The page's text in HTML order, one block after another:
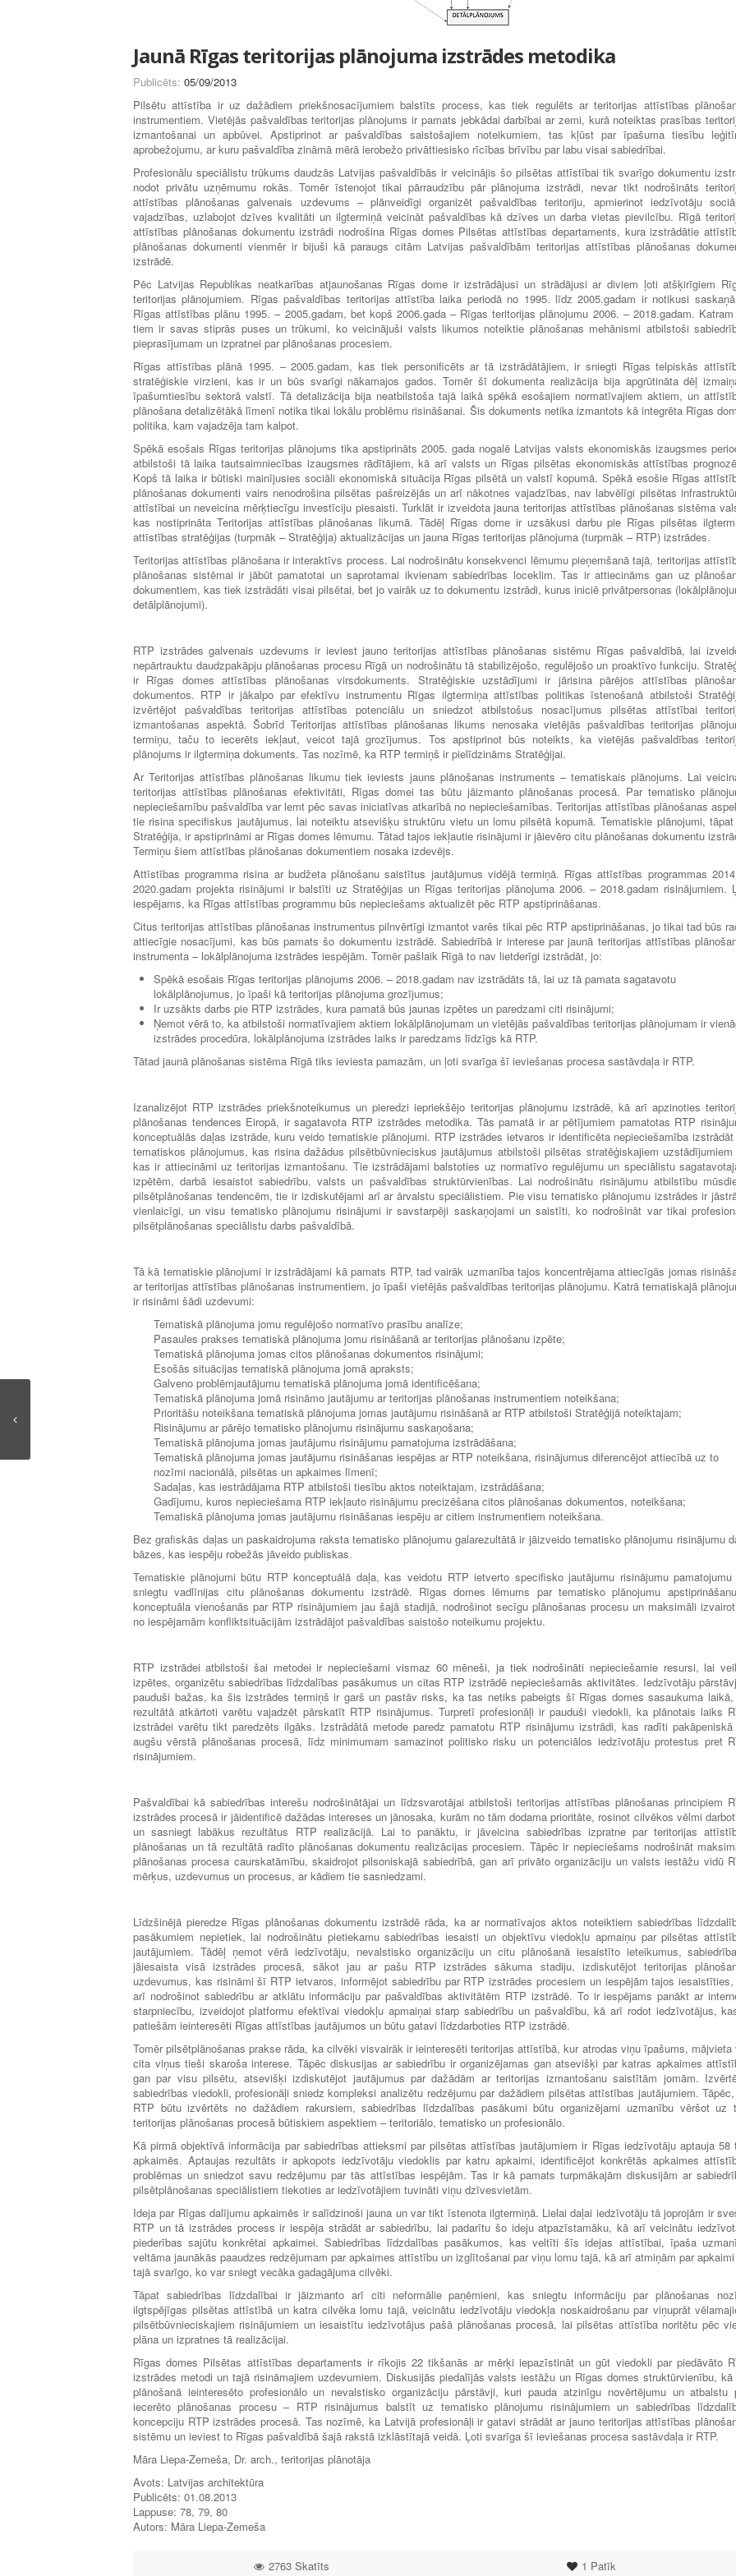
Jaunā Rīgas teritorijas plānojuma izstrādes metodika
Publicēts: 05/09/2013
Pilsētu attīstība ir uz dažādiem priekšnosacījumiem balstīts process, kas tiek regulēts ar teritorijas attīstības
instrumentiem. Vietējās pašvaldības teritorijas plānojums ir pamats jebkādai darbībai ar zemi, kurā noteiktas prasības
izmantošanai un apbūvei. Apstiprinot ar pašvaldības saistošajiem noteikumiem, tas kļūst par īpašuma tiesību
aprobežojumu, ar kuru pašvaldība zināmā mērā ierobežo privāttiesisko rīcības brīvību par labu visai sabiedrībai.
Profesionālu speciālistu trūkums daudzās Latvijas pašvaldībās ir veicinājis šo pilsētas attīstībai tik svarīgo dokumentu
nodot privātu uzņēmumu rokās. Tomēr īstenojot tikai pārraudzību pār plānojuma izstrādi, nevar tikt nodrošināts
attīstības plānošanas galvenais uzdevums – plānveidīgi organizēt pašvaldības teritoriju, apmierinot iedzīvotāju
vajadzības, uzlabojot dzīves kvalitāti un ilgtermiņā veicināt pašvaldības kā dzīves un darba vietas pievilcību. Rīgā
attīstības plānošanas dokumentu izstrādi nodrošina Rīgas domes Pilsētas attīstības departaments, kura izstrādātie
plānošanas dokumenti vienmēr ir bijuši kā paraugs citām Latvijas pašvaldībām teritorijas attīstības plānošanas
izstrādē.
Pēc Latvijas Republikas neatkarības atjaunošanas Rīgas dome ir izstrādājusi un strādājusi ar diviem ļoti atšķirīgiem
teritorijas plānojumiem. Rīgas pašvaldības teritorijas attīstība laika periodā no 1995. līdz 2005.gadam ir notikusi
Rīgas attīstības plānu 1995. – 2005.gadam, bet kopš 2006.gada – Rīgas teritorijas plānojumu 2006. – 2018.gadam.
tiem ir savas stiprās puses un trūkumi, ko veicinājuši valsts likumos noteiktie plānošanas mehānismi atbilstoši
pieprasījumam un izpratnei par plānošanas procesiem.
Rīgas attīstības plānā 1995. – 2005.gadam, kas tiek personificēts ar tā izstrādātājiem, ir sniegti Rīgas telpiskās
stratēģiskie virzieni, kas ir un būs svarīgi nākamajos gados. Tomēr šī dokumenta realizācija bija apgrūtināta dēļ
īpašumtiesību sektorā valstī. Tā detalizācija bija neatbilstoša tajā laikā spēkā esošajiem normatīvajiem aktiem, un
plānošana detalizētākā līmenī notika tikai lokālu problēmu risināšanai. Šis dokuments netika izmantots kā integrēta Rīgas
politika, kam vajadzēja tam kalpot.
Spēkā esošais Rīgas teritorijas plānojums tika apstiprināts 2005. gada nogalē Latvijas valsts ekonomiskās izaugsmes
atbilstoši tā laika tautsaimniecības izaugsmes rādītājiem, kā arī valsts un Rīgas pilsētas ekonomiskās attīstības
Kopš tā laika ir būtiski mainījusies sociāli ekonomiskā situācija Rīgas pilsētā un valstī kopumā. Spēkā esošie Rīgas
plānošanas dokumenti vairs nenodrošina pilsētas pašreizējās un arī nākotnes vajadzības, nav labvēlīgi pilsētas
attīstībai un neveicina mērķtiecīgu investīciju piesaisti. Turklāt ir izveidota jauna teritorijas attīstības plānošanas sistēma
kas nostiprināta Teritorijas attīstības plānošanas likumā. Tādēļ Rīgas dome ir uzsākusi darbu pie Rīgas pilsētas
attīstības stratēģijas (turpmāk – Stratēģija) aktualizācijas un jauna Rīgas teritorijas plānojuma (turpmāk – RTP) izstrādes.
Teritorijas attīstības plānošana ir interaktīvs process. Lai nodrošinātu konsekvenci lēmumu pieņemšanā tajā, teritorijas
plānošanas sistēmai ir jābūt pamatotai un saprotamai ikvienam sabiedrības loceklim. Tas ir attiecināms gan uz
dokumentiem, kas tiek izstrādāti visai pilsētai, bet jo vairāk uz to dokumentu izstrādi, kurus iniciē privātpersonas
detālplānojumi).
RTP izstrādes galvenais uzdevums ir ieviest jauno teritorijas attīstības plānošanas sistēmu Rīgas pašvaldībā, lai
nepārtrauktu daudzpakāpju plānošanas procesu Rīgā un nodrošinātu tā stabilizējošo, regulējošo un proaktīvo funkciju.
ir Rīgas domes attīstības plānošanas virsdokuments. Stratēģiskie uzstādījumi ir jārisina pārējos attīstības
dokumentos. RTP ir jākalpo par efektīvu instrumentu Rīgas ilgtermiņa attīstības politikas īstenošanā atbilstoši
izvērtējot pašvaldības teritorijas attīstības potenciālu un sniedzot atbilstošus nosacījumus pilsētas attīstībai
izmantošanas aspektā. Šobrīd Teritorijas attīstības plānošanas likums nenosaka vietējās pašvaldības teritorijas
termiņu, taču to iecerēts iekļaut, veicot tajā grozījumus. Tos apstiprinot būs noteikts, ka vietējās pašvaldības
plānojums ir ilgtermiņa dokuments. Tas nozīmē, ka RTP termiņš ir pielīdzināms Stratēģijai.
Ar Teritorijas attīstības plānošanas likumu tiek ieviests jauns plānošanas instruments – tematiskais plānojums. Lai
teritorijas attīstības plānošanas efektivitāti, Rīgas domei tas būtu jāizmanto plānošanas procesā. Par tematisko
nepieciešamību pašvaldība var lemt pēc savas iniciatīvas atkarībā no nepieciešamības. Teritorijas attīstības plānošanas
tie risina specifiskus jautājumus, lai noteiktu atsevišķu struktūru vietu un lomu pilsētā kopumā. Tematiskie plānojumi,
Stratēģija, ir apstiprināmi ar Rīgas domes lēmumu. Tātad tajos iekļautie risinājumi ir jāievēro citu plānošanas dokumentu
Termiņu šiem attīstības plānošanas dokumentiem nosaka izdevējs.
Attīstības programma risina ar budžeta plānošanu saistītus jautājumus vidējā termiņā. Rīgas attīstības programmas
2020.gadam projekta risinājumi ir balstīti uz Stratēģijas un Rīgas teritorijas plānojuma 2006. – 2018.gadam risinājumiem.
iespējams, ka Rīgas attīstības programmu būs nepieciešams aktualizēt pēc RTP apstiprināšanas.
Citus teritorijas attīstības plānošanas instrumentus pilnvērtīgi izmantot varēs tikai pēc RTP apstiprināšanas, jo tikai tad būs
attiecīgie nosacījumi, kas būs pamats šo dokumentu izstrādē. Sabiedrībā ir interese par jaunā teritorijas attīstības
instrumenta – lokālplānojuma izstrādes iespējām. Tomēr pašlaik Rīgā to nav lietderīgi izstrādāt, jo:
Spēkā esošais Rīgas teritorijas plānojums 2006. – 2018.gadam nav izstrādāts tā, lai uz tā pamata sagatavotu
lokālplānojumus, jo īpaši kā teritorijas plānojuma grozījumus;
Ir uzsākts darbs pie RTP izstrādes, kura pamatā būs jaunas izpētes un paredzami citi risinājumi;
Ņemot vērā to, ka atbilstoši normatīvajiem aktiem lokālplānojumam un vietējās pašvaldības teritorijas plānojumam ir
izstrādes procedūra, lokālplānojuma izstrādes laiks ir paredzams līdzīgs kā RTP.
Tātad jaunā plānošanas sistēma Rīgā tiks ieviesta pamazām, un ļoti svarīga šī ieviešanas procesa sastāvdaļa ir RTP.
Izanalizējot RTP izstrādes priekšnoteikumus un pieredzi iepriekšējo teritorijas plānojumu izstrādē, kā arī apzinoties
plānošanas tendences Eiropā, ir sagatavota RTP izstrādes metodika. Tās pamatā ir ar pētījumiem pamatotas RTP
konceptuālās daļas izstrāde, kuru veido tematiskie plānojumi. RTP izstrādes ietvaros ir identificēta nepieciešamība izstrādāt
tematiskos plānojumus, kas risina dažādus pilsētbūvnieciskus jautājumus atbilstoši pilsētas stratēģiskajiem
kas ir attiecināmi uz teritorijas izmantošanu. Tie izstrādājami balstoties uz normatīvo regulējumu un speciālistu
izpētēm, darbā iesaistot sabiedrību, valsts un pašvaldības struktūrvienības. Lai nodrošinātu risinājumu atbilstību
pilsētplānošanas tendencēm, tie ir izdiskutējami arī ar ārvalstu speciālistiem. Pie visu tematisko plānojumu izstrādes ir
vienlaicīgi, un visu tematisko plānojumu risinājumi ir savstarpēji saskaņojami un saistīti, ko nodrošināt var tikai
pilsētplānošanas speciālistu darbs pašvaldībā.
Tā kā tematiskie plānojumi ir izstrādājami kā pamats RTP, tad vairāk uzmanība tajos koncentrējama attiecīgās jomas
ar teritorijas attīstības plānošanas instrumentiem, jo īpaši vietējās pašvaldības teritorijas plānojumu. Katrā tematiskajā
ir risināmi šādi uzdevumi:
Tematiskā plānojuma jomu regulējošo normatīvo prasību analīze;
Pasaules prakses tematiskā plānojuma jomu risināšanā ar teritorijas plānošanu izpēte;
Tematiskā plānojuma jomas citos plānošanas dokumentos risinājumi;
Esošās situācijas tematiskā plānojuma jomā apraksts;
Galveno problēmjautājumu tematiskā plānojuma jomā identificēšana;
Tematiskā plānojuma jomā risināmo jautājumu ar teritorijas plānošanas instrumentiem noteikšana;
Prioritāšu noteikšana tematiskā plānojuma jomas jautājumu risināšanā ar RTP atbilstoši Stratēģijā noteiktajam;
Risinājumu ar pārējo tematisko plānojumu risinājumu saskaņošana;
Tematiskā plānojuma jomas jautājumu risinājumu pamatojuma izstrādāšana;
Tematiskā plānojuma jomas jautājumu risināšanas iespējas ar RTP noteikšana, risinājumus diferencējot attiecībā uz to
nozīmi nacionālā, pilsētas un apkaimes līmenī;
Sadaļas, kas iestrādājama RTP atbilstoši tiesību aktos noteiktajam, izstrādāšana;
Gadījumu, kuros nepieciešama RTP iekļauto risinājumu precizēšana citos plānošanas dokumentos, noteikšana;
Tematiskā plānojuma jomas jautājumu risināšanas iespēju ar citiem instrumentiem noteikšana.
Bez grafiskās daļas un paskaidrojuma raksta tematisko plānojumu galarezultātā ir jāizveido tematisko plānojumu risinājumu
bāzes, kas iespēju robežās jāveido publiskas.
Tematiskie plānojumi būtu RTP konceptuālā daļa, kas veidotu RTP ietverto specifisko jautājumu risinājumu
sniegtu vadlīnijas citu plānošanas dokumentu izstrādē. Rīgas domes lēmums par tematisko plānojumu
konceptuāla vienošanās par RTP risinājumiem jau šajā stadijā, nodrošinot secīgu plānošanas procesu un maksimāli
no iespējamām konfliktsituācijām izstrādājot pašvaldības saistošo noteikumu projektu.
RTP izstrādei atbilstoši šai metodei ir nepieciešami vismaz 60 mēneši, ja tiek nodrošināti nepieciešamie resursi, lai
izpētes, organizētu sabiedrības līdzdalības pasākumus un citas RTP izstrādē nepieciešamās aktivitātes. Iedzīvotāju
pauduši bažas, ka šis izstrādes termiņš ir garš un pastāv risks, ka tas netiks pabeigts šī Rīgas domes sasaukuma
rezultātā atkārtoti varētu vajadzēt pārskatīt RTP risinājumus. Turpretī profesionāļi ir pauduši viedokli, ka plānotais laiks
izstrādei varētu tikt paredzēts ilgāks. Izstrādātā metode paredz pamatotu RTP risinājumu izstrādi, kas radīti pakāpeniskā
augšu vērstā plānošanas procesā, līdz minimumam samazinot politisko risku un potenciālos iedzīvotāju protestus pret
risinājumiem.
Pašvaldībai kā sabiedrības interešu nodrošinātājai un līdzsvarotājai atbilstoši teritorijas attīstības plānošanas principiem
izstrādes procesā ir jāidentificē dažādas intereses un jānosaka, kurām no tām dodama prioritāte, rosinot cilvēkos vēlmi
un sasniegt labākus rezultātus RTP realizācijā. Lai to panāktu, ir jāveicina sabiedrības izpratne par teritorijas
plānošanas un tā rezultātā radīto plānošanas dokumentu realizācijas procesiem. Tāpēc ir nepieciešams nodrošināt
plānošanas procesa caurskatāmību, skaidrojot pilsoniskajā sabiedrībā, gan arī privāto organizāciju un valsts iestāžu vidū
mērķus, uzdevumus un procesus, ar kādiem tie sasniedzami.
Līdzšinējā pieredze Rīgas plānošanas dokumentu izstrādē rāda, ka ar normatīvajos aktos noteiktiem sabiedrības
pasākumiem nepietiek, lai nodrošinātu pietiekamu sabiedrības iesaisti un objektīvu viedokļu apmaiņu par pilsētas
jautājumiem. Tādēļ ņemot vērā iedzīvotāju, nevalstisko organizāciju un citu plānošanā iesaistīto ieteikumus,
jāiesaista visā izstrādes procesā, sākot jau ar pašu RTP izstrādes sākuma stadiju, izdiskutējot teritorijas
uzdevumus, kas risināmi šī RTP ietvaros, informējot sabiedrību par RTP izstrādes procesiem un iespējām tajos
arī nodrošinot sabiedrību ar atklātu informāciju par pašvaldības aktivitātēm RTP izstrādē. To ir iespējams panākt ar
starpniecību, izveidojot platformu efektīvai viedokļu apmaiņai starp sabiedrību un pašvaldību, kā arī rodot iedzīvotājus,
patiešām ieinteresēti Rīgas attīstības jautājumos un būtu gatavi līdzdarboties RTP izstrādē.
Tomēr pilsētplānošanas prakse rāda, ka cilvēki visvairāk ir ieinteresēti teritorijas attīstībā, kur atrodas viņu īpašums, mājvieta
cita viņus tieši skaroša interese. Tāpēc diskusijas ar sabiedrību ir organizējamas gan atsevišķi par katras apkaimes
gan par visu pilsētu, atsevišķi izdiskutējot jautājumus par dažādām ar teritorijas izmantošanu saistītām jomām.
sabiedrības viedokli, profesionāļi sniedz kompleksi analizētu redzējumu par dažādiem pilsētas attīstības jautājumiem.
RTP būtu izvērtēts no dažādiem rakursiem, sabiedrības līdzdalības pasākumi būtu organizējami uzmanību vēršot uz
teritorijas plānošanas procesā būtiskiem aspektiem – teritoriālo, tematisko un profesionālo.
Kā pirmā objektīvā informācija par sabiedrības attieksmi par pilsētas attīstības jautājumiem ir Rīgas iedzīvotāju aptauja 58
apkaimēs. Aptaujas rezultāts ir apkopots iedzīvotāju viedoklis par katru apkaimi, identificējot konkrētās apkaimes
problēmas un sniedzot savu redzējumu par tās attīstības iespējām. Tas ir kā pamats turpmākajām diskusijām ar
pilsētplānošanas speciālistiem tiekoties ar iedzīvotājiem tuvināti viņu dzīvesvietām.
Ideja par Rīgas dalījumu apkaimēs ir salīdzinoši jauna un var tikt īstenota ilgtermiņā. Lielai daļai iedzīvotāju tā joprojām ir
RTP un tā izstrādes process ir iespēja strādāt ar sabiedrību, lai padarītu šo ideju atpazīstamāku, kā arī veicinātu
piederības sajūtu konkrētai apkaimei. Sabiedrības līdzdalības pasākumos, kas veltīti šīs idejas attīstībai, īpaša
veltāma jaunākās paaudzes redzējumam par apkaimes attīstību un izglītošanai par viņu lomu tajā, kā arī atmiņām par
tajā svarīgo, ko var sniegt vecāka gadagājuma cilvēki.
Tāpat sabiedrības līdzdalībai ir jāizmanto arī citi neformālie paņēmieni, kas sniegtu informāciju par plānošanas
ilgtspējīgas pilsētas attīstībā un katra cilvēka lomu tajā, veicinātu iedzīvotāju viedokļa noskaidrošanu par viņuprāt
pilsētbūvnieciskajiem risinājumiem un iesaistītu iedzīvotājus pašā plānošanas procesā, lai pilsētas attīstība noritētu pēc
plāna un izpratnes tā realizācijai.
Rīgas domes Pilsētas attīstības departaments ir rīkojis 22 tikšanās ar mērķi iepazīstināt un gūt viedokli par piedāvāto
izstrādes metodi un tajā risināmajiem uzdevumiem. Diskusijās piedalījās valsts iestāžu un Rīgas domes struktūrvienību,
plānošanā ieinteresēto profesionālo un nevalstisko organizāciju pārstāvji, kuri pauda atzinīgu novērtējumu un atbalstu
iecerēto plānošanas procesu – RTP risinājumus balstīt uz tematisko plānojumu risinājumiem un sabiedrības
koncepciju RTP izstrādes procesā. Tas nozīmē, ka Latvijā profesionāļi ir gatavi strādāt ar jauno teritorijas attīstības
sistēmu un ieviest to Rīgas pašvaldībā šajā rakstā izklāstītajā veidā. Ļoti svarīga šī ieviešanas procesa sastāvdaļa ir RTP.
Māra Liepa-Zemeša, Dr. arch., teritorijas plānotāja
Avots: Latvijas architektūra
Publicēts: 01.08.2013
Lappuse: 78, 79, 80
Autors: Māra Liepa-Zemeša
1 Patīk
2763 Skatīts